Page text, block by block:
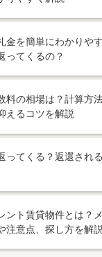
金を簡単にわかりや
ってくるの？
料の相場は？計算方
えるコツを解説
ってくる？返還され
ント賃貸物件とは？
注意点、探し方を解説